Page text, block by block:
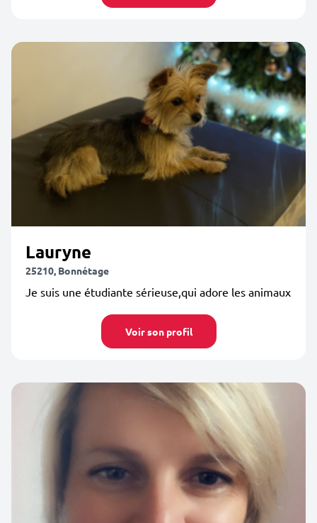
Lauryne
25210, Bonnétage
Je suis une étudiante sérieuse,qui adore les animaux
Voir son profil